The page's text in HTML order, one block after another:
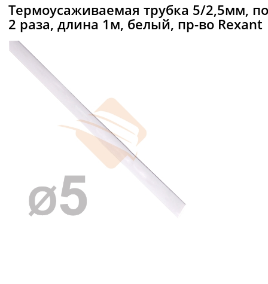
Термоусаживаемая трубка 5/2,5мм,
2 раза, длина 1м, белый, пр-во Rexant